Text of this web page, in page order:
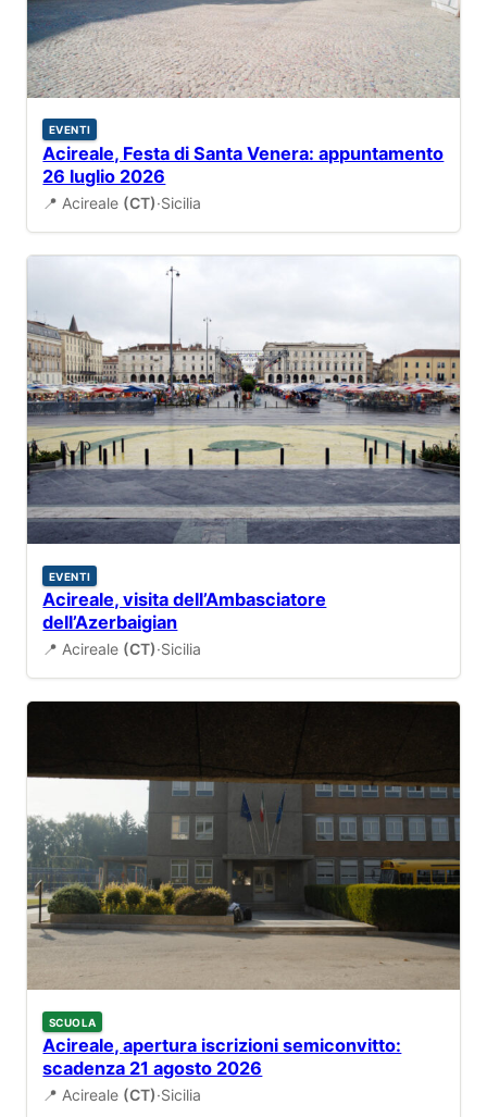
EVENTI
Acireale, Festa di Santa Venera: appuntamento
26 luglio 2026
📍 Acireale (CT)·Sicilia
EVENTI
Acireale, visita dell’Ambasciatore
dell’Azerbaigian
📍 Acireale (CT)·Sicilia
SCUOLA
Acireale, apertura iscrizioni semiconvitto:
scadenza 21 agosto 2026
📍 Acireale (CT)·Sicilia